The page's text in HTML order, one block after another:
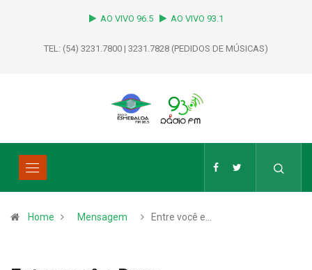
AO VIVO 96.5 AO VIVO 93.1
TEL: (54) 3231.7800 | 3231.7828 (PEDIDOS DE MÚSICAS)
Home Mensagem Entre você e…